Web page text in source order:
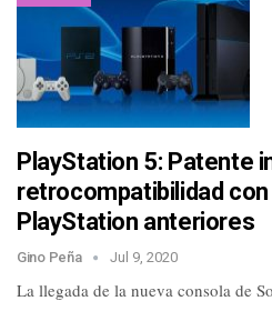
PlayStation 5: Patente
retrocompatibilidad
PlayStation anteriores
Gino Peña Jul 9, 2020
La llegada de la nueva consola de